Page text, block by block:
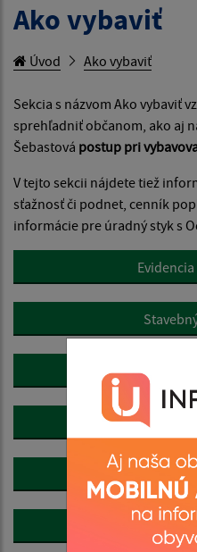
Ako vybaviť
Úvod Ako vybaviť
Sekcia s názvom Ako vybaviť
sprehľadniť občanom, ako aj
Šebastová postup pri
V tejto sekcii nájdete tiež
sťažnosť či podnet, cenník
informácie pre úradný styk s
Osvedčovanie
Slobodný
Žiadosť,
Dane